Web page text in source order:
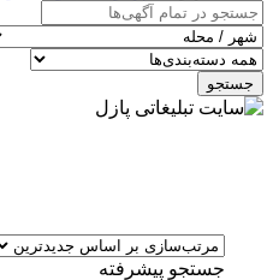
جستجو
جستجو پیشرفته